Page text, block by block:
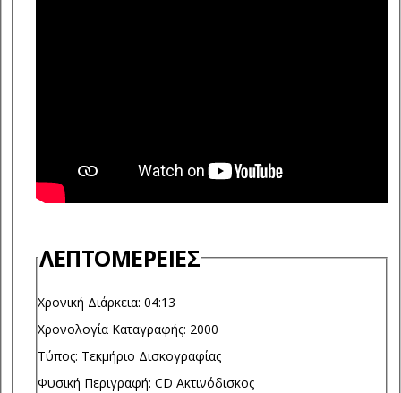
ΛΕΠΤΟΜΈΡΕΙΕΣ
Χρονική Διάρκεια: 04:13
Χρονολογία Καταγραφής: 2000
Τύπος: Τεκμήριο Δισκογραφίας
Φυσική Περιγραφή: CD Ακτινόδισκος